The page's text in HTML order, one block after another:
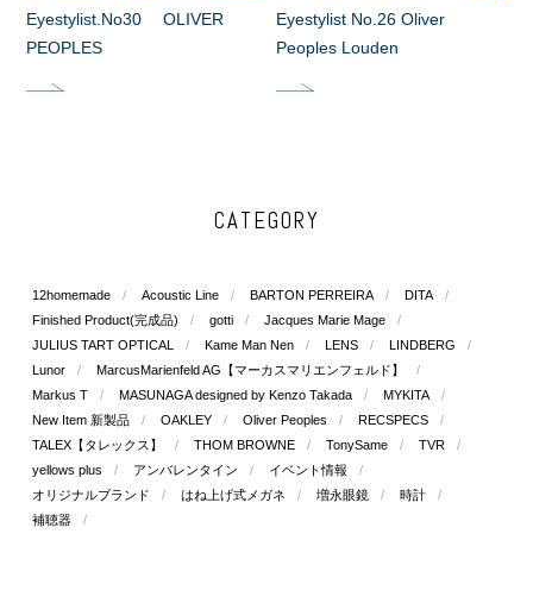
Eyestylist.No30 OLIVER
PEOPLES
Eyestylist No.26 Oliver
Peoples Louden
CATEGORY
12homemade Acoustic Line BARTON PERREIRA
DITA
Finished Product(完成品)
gotti
Jacques Marie Mage
JULIUS TART OPTICAL
Kame Man Nen LENS
LINDBERG
Lunor
MarcusMarienfeld AG【マーカスマリエンフェルド】
Markus T
MASUNAGA designed by Kenzo Takada
MYKITA
New Item 新製品
OAKLEY Oliver Peoples
RECSPECS
TALEX【タレックス】
THOM BROWNE TonySame
TVR
yellows plus
アンバレンタイン
イベント情報
オリジナルブランド
はね上げ式メガネ 増永眼鏡
時計
補聴器